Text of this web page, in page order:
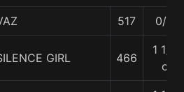
517 0/0
GIRL 466
1 1/4
c